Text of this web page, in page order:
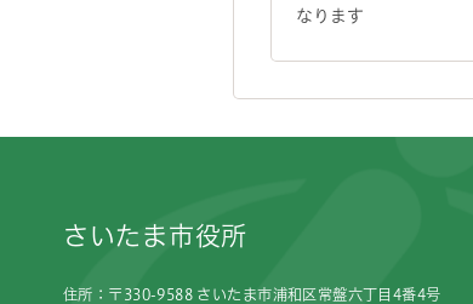
なります
さいたま市役所
住所：〒330-9588 さいたま市浦和区常盤六丁目4番4号